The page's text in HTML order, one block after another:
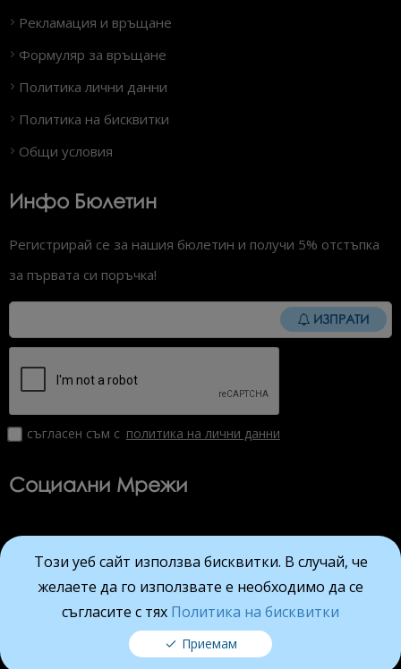
Рекламация и връщане
Формуляр за връщане
Политика лични данни
Политика на бисквитки
Общи условия
Инфо Бюлетин
Регистрирай се за нашия бюлетин и получи 5% отстъпка
за първата си поръчка!
ИЗПРАТИ
съгласен съм с политика на лични данни
Социални Мрежи
Viber Facebook Instagram YouTube
mynails.bg © 2026 Всички права запазени.
Всички цени на сайта са с вкл. ДДС
Изработка на онлайн магазин от ALDEV
Приемам
Този уеб сайт използва бисквитки. В случай, че
желаете да го използвате е необходимо да се
съгласите с тях Политика на бисквитки